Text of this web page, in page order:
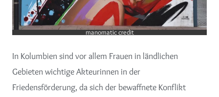
manomatic credit
In Kolumbien sind vor allem Frauen in ländlichen
Gebieten wichtige Akteurinnen in der
Friedensförderung, da sich der bewaffnete Konflikt